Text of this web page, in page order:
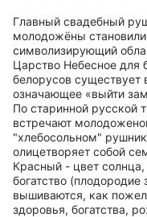
Главный свадебный
молодожёны
символизирующий
Царство Небесное для
белорусов существует
означающее «выйти
По старинной русской
встречают
"хлебосольном"
олицетворяет собой
Красный - цвет
богатство
вышиваются, как
здоровья, богатства,